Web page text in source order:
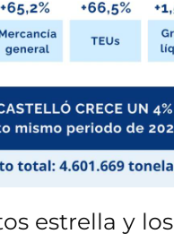
estrella y